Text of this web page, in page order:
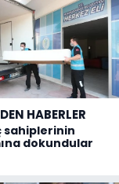
HABERLER
sahiplerinin
dokundular